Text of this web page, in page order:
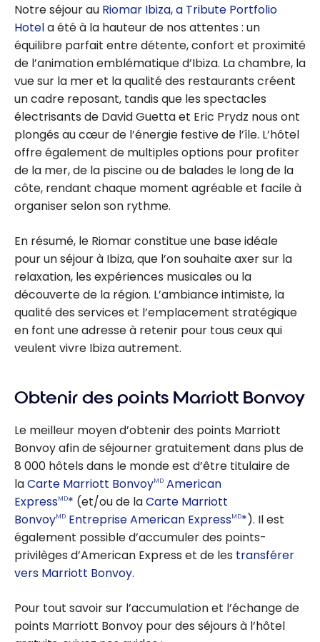
Notre séjour au Riomar Ibiza, a Tribute Portfolio
Hotela été à la hauteur de nos attentes : un
équilibre parfait entre détente, confort et proximité
de l’animation emblématique d’Ibiza. La chambre, la
vue sur la mer et la qualité des restaurants créent
un cadre reposant, tandis que les spectacles
électrisants de David Guetta et Eric Prydz nous ont
plongés au cœur de l’énergie festive de l’île. L’hôtel
offre également de multiples options pour profiter
de la mer, de la piscine ou de balades le long de la
côte, rendant chaque moment agréable et facile à
organiser selon son rythme.
En résumé, le Riomar constitue une base idéale
pour un séjour à Ibiza, que l’on souhaite axer sur la
relaxation, les expériences musicales ou la
découverte de la région. L’ambiance intimiste, la
qualité des services et l’emplacement stratégique
en font une adresse à retenir pour tous ceux qui
veulent vivre Ibiza autrement.
Obtenir des points Marriott Bonvoy
Le meilleur moyen d’obtenir des points Marriott
Bonvoy afin de séjourner gratuitement dans plus de
8 000 hôtels dans le monde est d’être titulaire de
laCarte Marriott BonvoyMD American
ExpressMD* (et/ou de laCarte Marriott
BonvoyMD Entreprise American ExpressMD*). Il est
également possible d’accumuler des points-
privilèges d’American Express et de les transférer
vers Marriott Bonvoy.
Pour tout savoir sur l’accumulation et l’échange de
points Marriott Bonvoy pour des séjours à l’hôtel